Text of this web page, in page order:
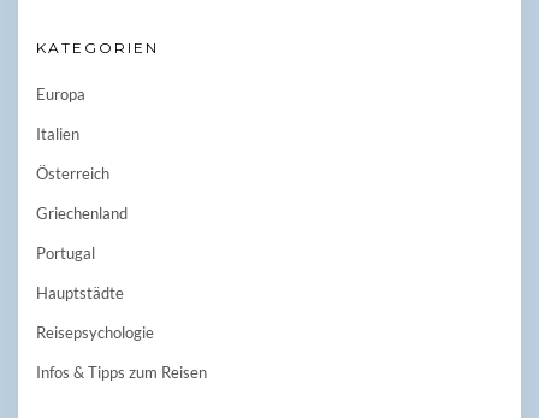
KATEGORIEN
Europa
Italien
Österreich
Griechenland
Portugal
Hauptstädte
Reisepsychologie
Infos & Tipps zum Reisen